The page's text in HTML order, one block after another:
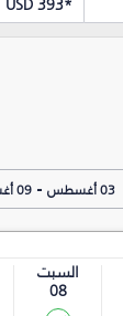
03 أغسطس -09 أغسطس
السبت
08